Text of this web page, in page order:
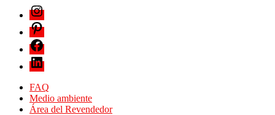
FAQ
Medio ambiente
Área del Revendedor